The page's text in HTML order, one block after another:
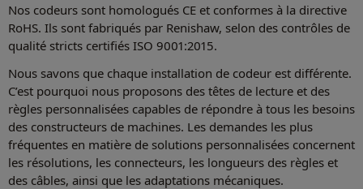
Nos codeurs sont homologués CE et conformes à la directive
RoHS. Ils sont fabriqués par Renishaw, selon des contrôles de
qualité stricts certifiés ISO 9001:2015.
Nous savons que chaque installation de codeur est différente.
C’est pourquoi nous proposons des têtes de lecture et des
règles personnalisées capables de répondre à tous les besoins
des constructeurs de machines. Les demandes les plus
fréquentes en matière de solutions personnalisées concernent
les résolutions, les connecteurs, les longueurs des règles et
des câbles, ainsi que les adaptations mécaniques.